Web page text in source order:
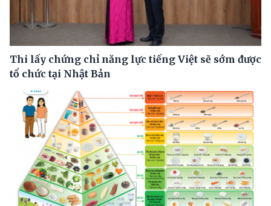
Thi lấy chứng chỉ năng lực tiếng Việt sẽ sớm được
tổ chức tại Nhật Bản